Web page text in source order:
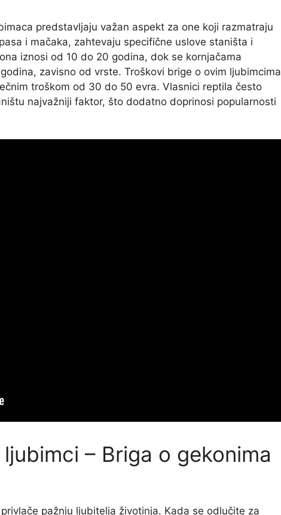
predstavljaju važan aspekt za one koji razmatraju
i mačaka, zahtevaju specifične uslove staništa i
iznosi od 10 do 20 godina, dok se kornjačama
zavisno od vrste. Troškovi brige o ovim ljubimcima
troškom od 30 do 50 evra. Vlasnici reptila često
najvažniji faktor, što dodatno doprinosi popularnosti
– Briga o gekonima
pažnju ljubitelja životinja. Kada se odlučite za